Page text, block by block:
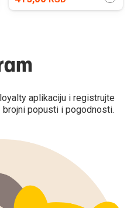
aplikaciju i registrujte
brojni popusti i pogodnosti.